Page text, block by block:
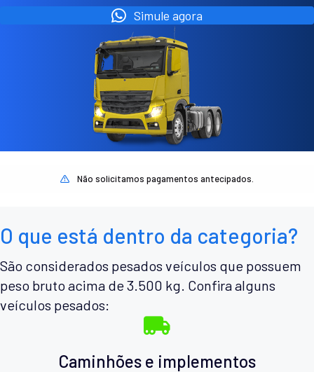
Simule agora
Não solicitamos pagamentos antecipados.
O que está dentro da categoria?
São considerados pesados veículos que possuem
peso bruto acima de 3.500 kg. Confira alguns
veículos pesados:
Caminhões e implementos